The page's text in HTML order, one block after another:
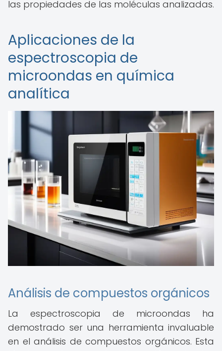
las propiedades de las moléculas analizadas.
Aplicaciones de la
espectroscopia de
microondas en química
analítica
Análisis de compuestos orgánicos
La espectroscopia de microondas ha
demostrado ser una herramienta invaluable
en el análisis de compuestos orgánicos. Esta